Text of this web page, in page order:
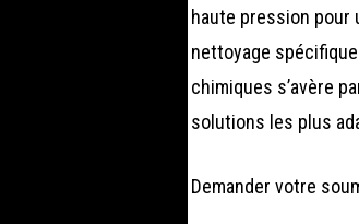
haute pression pour
nettoyage
chimiques s’avère
solutions les plus
Demander votre